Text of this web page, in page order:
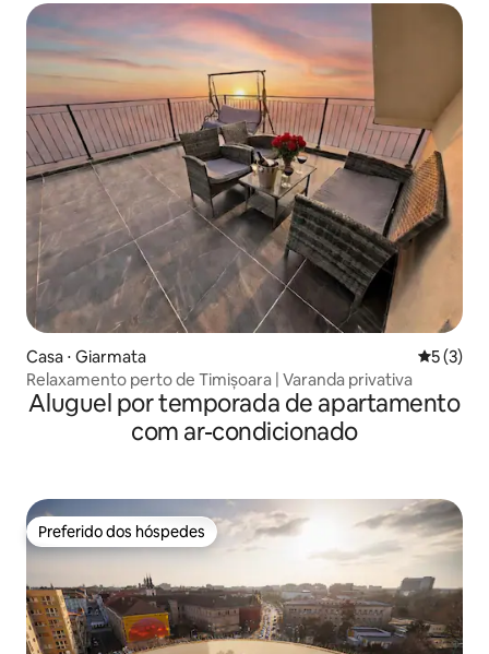
Casa ⋅ Giarmata 5 de
5 (3)
Relaxamento perto de Timișoara | Varanda privativa
Aluguel por temporada de apartamento
com ar-condicionado
Preferido dos hóspedes
Preferido dos hóspedes